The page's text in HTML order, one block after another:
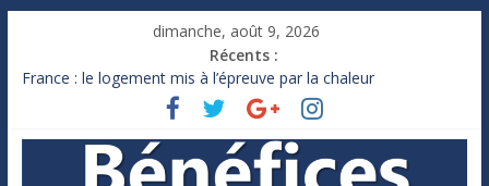
dimanche, août 9, 2026
Récents :
France : le logement mis à l’épreuve par la chaleur
Des milliards de dollars de droits de douane déjà remboursés
Royaume-Uni : Andy Burnham recule sur l’impôt
Xavier Niel, le milliardaire qui ne touche presque rien